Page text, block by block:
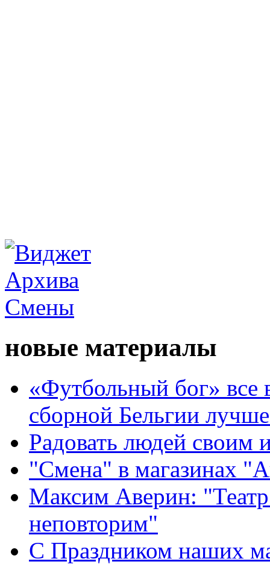
новые материалы
«Футбольный бог» все
сборной Бельгии
Радовать людей своим
"Смена" в магазинах
Максим Аверин:
неповторим"
С Праздником наших